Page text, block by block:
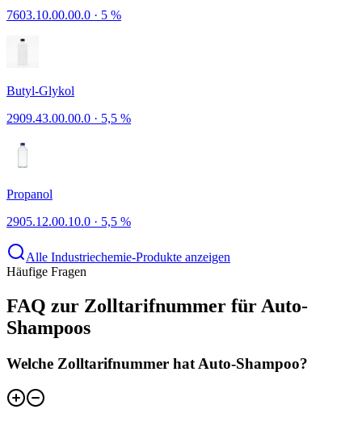
7603.10.00.00.0 · 5 %
Butyl-Glykol
2909.43.00.00.0 · 5,5 %
Propanol
2905.12.00.10.0 · 5,5 %
Alle Industriechemie-Produkte anzeigen
Häufige Fragen
FAQ zur Zolltarifnummer für Auto-
Shampoos
Welche Zolltarifnummer hat Auto-Shampoo?